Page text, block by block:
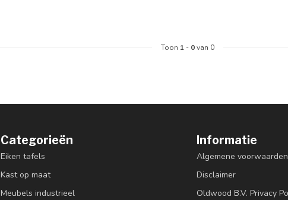
Toon 1 - 0van 0
Categorieën
Eiken tafels
Kast op maat
Meubels industrieel
Informatie
Algemene voorwaarden
Disclaimer
Oldwood B.V. Privacy